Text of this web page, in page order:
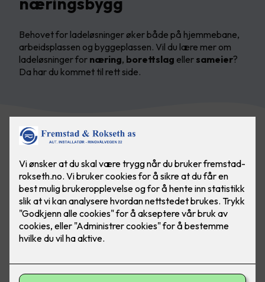
Behovet for ladeløsninger øker både på hjemmebane,
arbeidsplassen og byggeplassen. Vil du lære mer om
ladeløsninger for næring, borettslag eller sameier?
Da har du kommet til rett side.